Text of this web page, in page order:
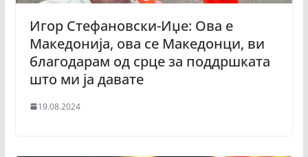
Игор Стефановски-Иџе: Ова е
Македонија, ова се Македонци, ви
благодарам од срце за поддршката
што ми ја давате
19.08.2024